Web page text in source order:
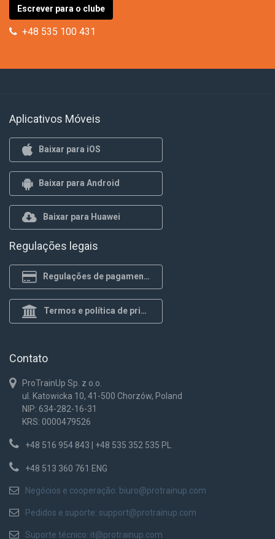
Escrever para o clube
+48 535 100 431
Aplicativos Móveis
Baixar para iOS
Baixar para Android
Baixar para Huawei
Regulações legais
Regulações de pagamento
Termos e política de privacidade
Contato
ProTrainUp Sp. z o.o.
ul. Katowicka 10, 41-500 Chorzów, Poland
NIP: 634-282-16-31
KRS: 0000479526
+48 516 954 843 | +48 535 352 535 PL
+48 513 360 761 ENG
Negócios e cooperação: biuro@protrainup.com
Pedidos e suporte: support@protrainup.com
Suporte técnico: it@protrainup.com